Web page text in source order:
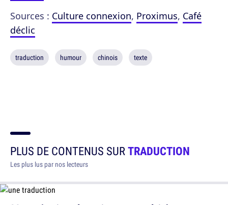
Sources : Culture connexion, Proximus, Café
déclic
traduction humour chinois texte
PLUS DE CONTENUS SURTRADUCTION
Les plus lus par nos lecteurs